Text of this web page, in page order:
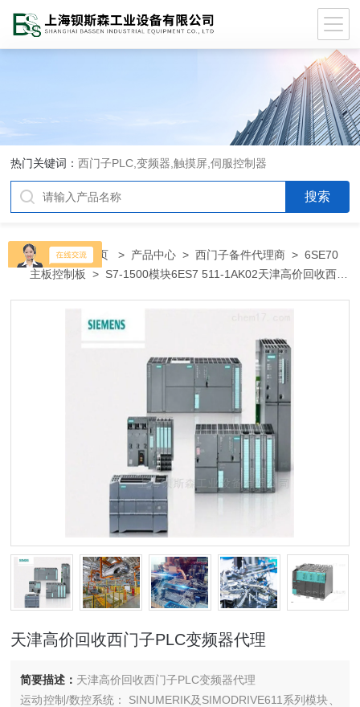
热门关键词：西门子PLC,变频器,触摸屏,伺服控制器
当前位置：首页 > 产品中心 >西门子备件代理商 >6SE70
主板控制板
> S7-1500模块6ES7 511-1AK02天津高价回收西门
天津高价回收西门子PLC变频器代理
简要描述： 天津高价回收西门子PLC变频器代理
运动控制/数控系统： SINUMERIK及SIMODRIVE611系列模块、